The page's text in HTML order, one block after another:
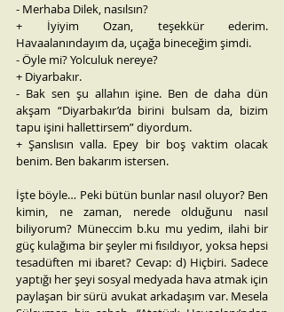
- Merhaba Dilek, nasılsın?
+ İyiyim Ozan, teşekkür ederim.
Havaalanındayım da, uçağa bineceğim şimdi.
- Öyle mi? Yolculuk nereye?
+ Diyarbakır.
- Bak sen şu allahın işine. Ben de daha dün
akşam “Diyarbakır’da birini bulsam da, bizim
tapu işini hallettirsem” diyordum.
+ Şanslısın valla. Epey bir boş vaktim olacak
benim. Ben bakarım istersen.
İşte böyle… Peki bütün bunlar nasıl oluyor? Ben
kimin, ne zaman, nerede olduğunu nasıl
biliyorum? Müneccim b.ku mu yedim, ilahi bir
güç kulağıma bir şeyler mi fısıldıyor, yoksa hepsi
tesadüften mi ibaret? Cevap: d) Hiçbiri. Sadece
yaptığı her şeyi sosyal medyada hava atmak için
paylaşan bir sürü avukat arkadaşım var. Mesela